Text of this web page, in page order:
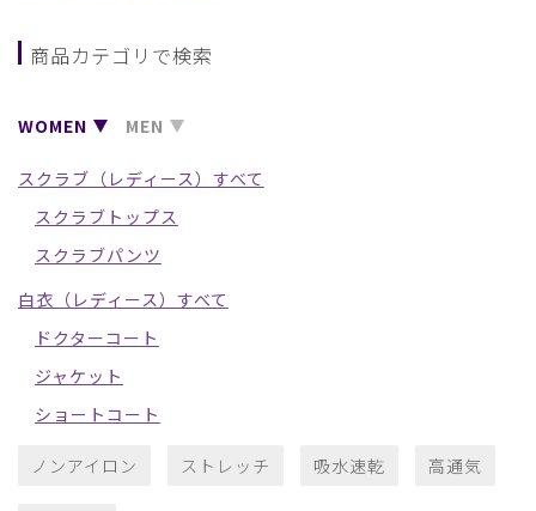
商品カテゴリで検索
WOMEN MEN
スクラブ（レディース）すべて
スクラブトップス
スクラブパンツ
白衣（レディース）すべて
ドクターコート
ジャケット
ショートコート
ノンアイロン ストレッチ 吸水速乾 高通気